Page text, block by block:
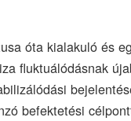
óta kialakuló és
fluktuálódásnak
befektetési